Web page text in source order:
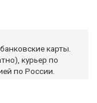
карты.
курьер по
по России.